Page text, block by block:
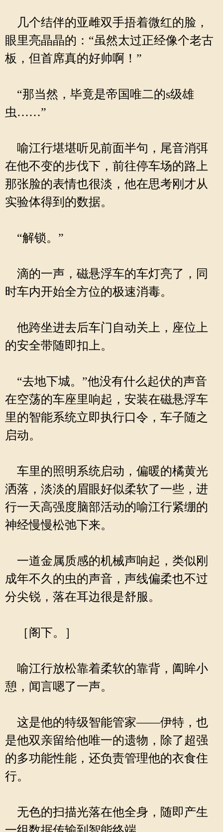
几个结伴的亚雌双手捂着微红的脸，
眼里亮晶晶的：“虽然太过正经像个老古
板，但首席真的好帅啊！”
“那当然，毕竟是帝国唯二的s级雄
虫……”
喻江行堪堪听见前面半句，尾音消弭
在他不变的步伐下，前往停车场的路上
那张脸的表情也很淡，他在思考刚才从
实验体得到的数据。
“解锁。”
滴的一声，磁悬浮车的车灯亮了，同
时车内开始全方位的极速消毒。
他跨坐进去后车门自动关上，座位上
的安全带随即扣上。
“去地下城。”他没有什么起伏的声音
在空荡的车座里响起，安装在磁悬浮车
里的智能系统立即执行口令，车子随之
启动。
车里的照明系统启动，偏暖的橘黄光
洒落，淡淡的眉眼好似柔软了一些，进
行一天高强度脑部活动的喻江行紧绷的
神经慢慢松弛下来。
一道金属质感的机械声响起，类似刚
成年不久的虫的声音，声线偏柔也不过
分尖锐，落在耳边很是舒服。
［阁下。］
喻江行放松靠着柔软的靠背，阖眸小
憩，闻言嗯了一声。
这是他的特级智能管家——伊特，也
是他双亲留给他唯一的遗物，除了超强
的多功能性能，还负责管理他的衣食住
行。
无色的扫描光落在他全身，随即产生